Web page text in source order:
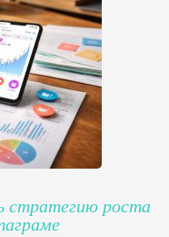
стратегию роста